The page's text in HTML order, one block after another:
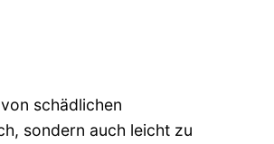
schädlichen
sondern auch leicht zu